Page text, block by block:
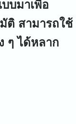
บมาเพื่อ
ติ สามารถใช้
ๆ ได้หลาก